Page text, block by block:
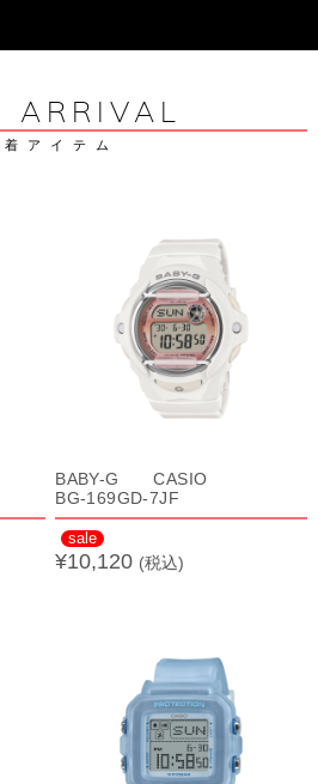
ARRIVAL
着アイテム
BABY-G CASIO
BG-169GD-7JF
sale
¥10,120 (税込)